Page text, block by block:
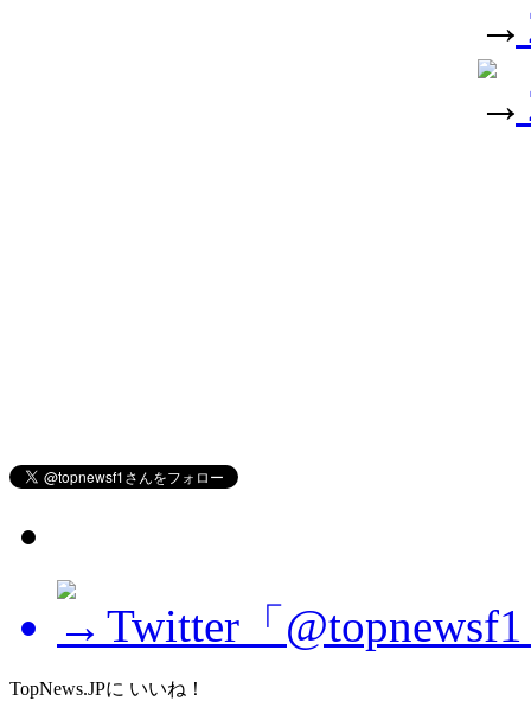
Twitter「
TopNews.JPに いいね！